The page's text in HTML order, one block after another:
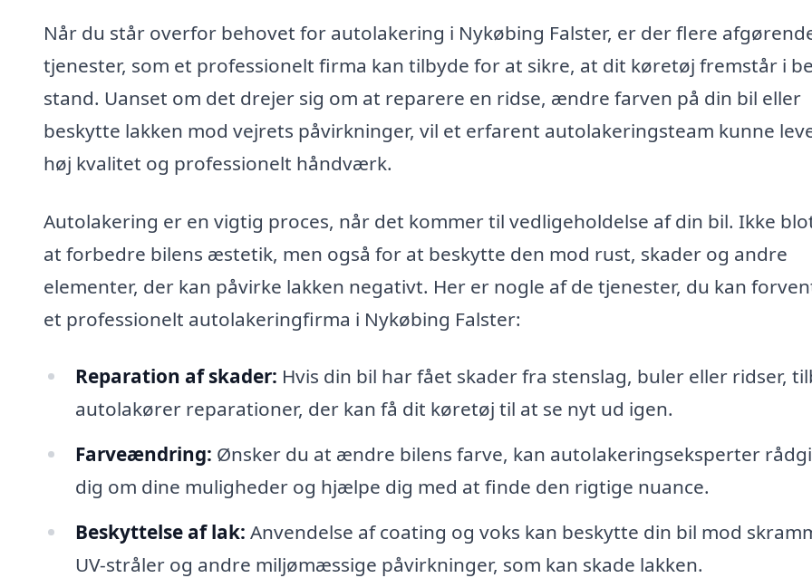
Når du står overfor behovet for autolakering i Nykøbing Falster, er der flere
tjenester, som et professionelt firma kan tilbyde for at sikre, at dit køretøj fremstår i
stand. Uanset om det drejer sig om at reparere en ridse, ændre farven på din bil eller
beskytte lakken mod vejrets påvirkninger, vil et erfarent autolakeringsteam kunne
høj kvalitet og professionelt håndværk.
Autolakering er en vigtig proces, når det kommer til vedligeholdelse af din bil. Ikke
at forbedre bilens æstetik, men også for at beskytte den mod rust, skader og andre
elementer, der kan påvirke lakken negativt. Her er nogle af de tjenester, du kan
et professionelt autolakeringfirma i Nykøbing Falster:
Reparation af skader: Hvis din bil har fået skader fra stenslag, buler eller ridser,
autolakører reparationer, der kan få dit køretøj til at se nyt ud igen.
Farveændring: Ønsker du at ændre bilens farve, kan autolakeringseksperter
dig om dine muligheder og hjælpe dig med at finde den rigtige nuance.
Beskyttelse af lak: Anvendelse af coating og voks kan beskytte din bil mod
UV-stråler og andre miljømæssige påvirkninger, som kan skade lakken.